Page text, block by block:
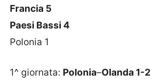
Francia 5
Paesi Bassi 4
Polonia 1
1^ giornata: Polonia–Olanda 1-2